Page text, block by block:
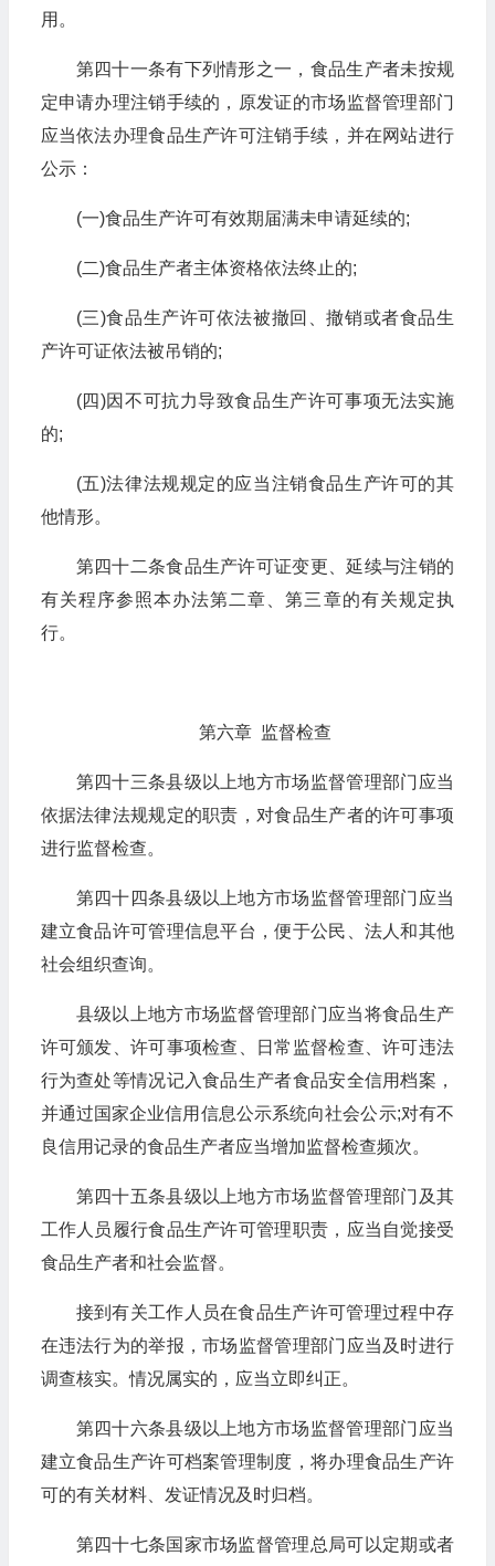
用。
第四十一条有下列情形之一，食品生产者未按规
定申请办理注销手续的，原发证的市场监督管理部门
应当依法办理食品生产许可注销手续，并在网站进行
公示：
(一)食品生产许可有效期届满未申请延续的;
(二)食品生产者主体资格依法终止的;
(三)食品生产许可依法被撤回、撤销或者食品生
产许可证依法被吊销的;
(四)因不可抗力导致食品生产许可事项无法实施
的;
(五)法律法规规定的应当注销食品生产许可的其
他情形。
第四十二条食品生产许可证变更、延续与注销的
有关程序参照本办法第二章、第三章的有关规定执
行。
第六章 监督检查
第四十三条县级以上地方市场监督管理部门应当
依据法律法规规定的职责，对食品生产者的许可事项
进行监督检查。
第四十四条县级以上地方市场监督管理部门应当
建立食品许可管理信息平台，便于公民、法人和其他
社会组织查询。
县级以上地方市场监督管理部门应当将食品生产
许可颁发、许可事项检查、日常监督检查、许可违法
行为查处等情况记入食品生产者食品安全信用档案，
并通过国家企业信用信息公示系统向社会公示;对有不
良信用记录的食品生产者应当增加监督检查频次。
第四十五条县级以上地方市场监督管理部门及其
工作人员履行食品生产许可管理职责，应当自觉接受
食品生产者和社会监督。
接到有关工作人员在食品生产许可管理过程中存
在违法行为的举报，市场监督管理部门应当及时进行
调查核实。情况属实的，应当立即纠正。
第四十六条县级以上地方市场监督管理部门应当
建立食品生产许可档案管理制度，将办理食品生产许
可的有关材料、发证情况及时归档。
第四十七条国家市场监督管理总局可以定期或者